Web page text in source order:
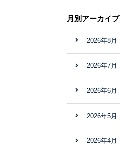
月別アーカイブ
2026年8月
2026年7月
2026年6月
2026年5月
2026年4月